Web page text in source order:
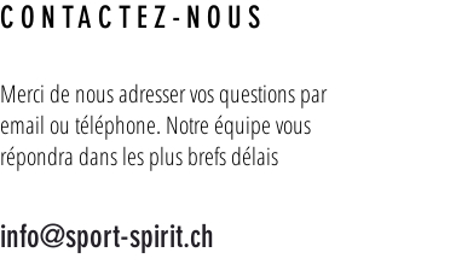
CONTACTEZ-NOUS
Merci de nous adresser vos questions par
email ou téléphone. Notre équipe vous
répondra dans les plus brefs délais
info@sport-spirit.ch